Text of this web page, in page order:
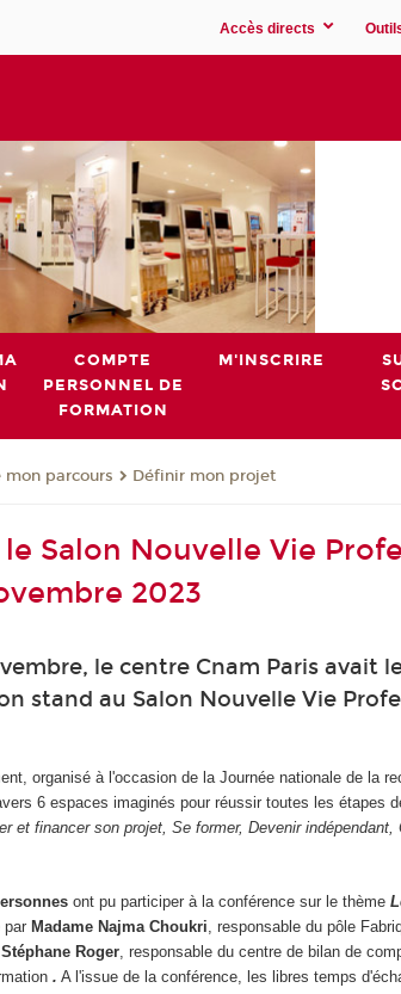
Accès directs
COMPTE
PERSONNEL DE
FORMATION
M'INSCRIRE
mon parcours Définir mon projet
Salon Nouvelle Vie
2023
le centre Cnam Paris avait
stand au Salon Nouvelle Vie
organisé à l'occasion de la Journée nationale de la
6 espaces imaginés pour réussir toutes les étapes
et financer son projet, Se former, Devenir
ont pu participer à la conférence sur le thème
par Madame Najma Choukri , responsable du pôle
Roger , responsable du centre de bilan de
. A l'issue de la conférence, les libres temps